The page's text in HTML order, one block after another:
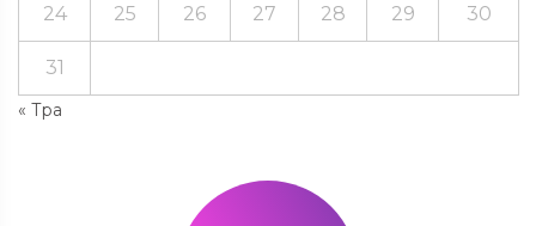
« Тра
24 25 26 27 28 29 30
31